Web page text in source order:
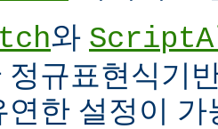
와
정규표현식기
연한 설정이